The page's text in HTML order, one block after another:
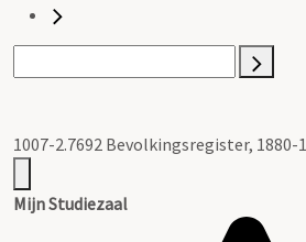
1007-2.7692 Bevolkingsregister, 1880-
Mijn Studiezaal